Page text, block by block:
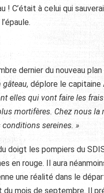
! C’était à celui qui
dernier du nouveau
gâteau, déplore le capitaine
elles qui vont faire les
mortifères. Chez nous la
conditions sereines. »
doigt les pompiers du
en rouge. Il aura
une réalité dans le
mois de septembre. Il